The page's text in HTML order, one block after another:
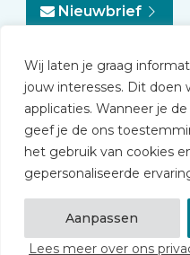
Wij laten je graag
jouw interesses. Dit doen
applicaties. Wanneer je
geef je de ons
het gebruik van cookies
gepersonaliseerde
Aanpassen
Lees meer over ons
Nieuwbrief
© 2026 NVD
Privacy statement
Disclaimer